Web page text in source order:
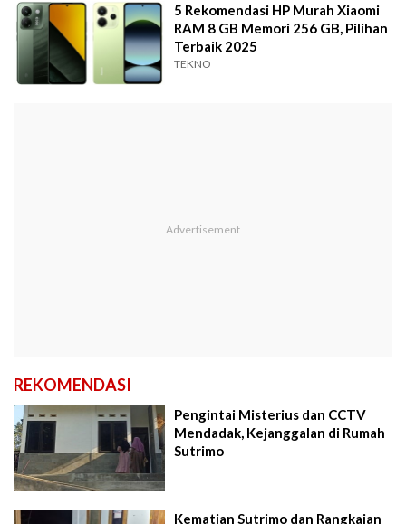
5 Rekomendasi HP Murah Xiaomi
RAM 8 GB Memori 256 GB, Pilihan
Terbaik 2025
TEKNO
REKOMENDASI
Pengintai Misterius dan CCTV
Mendadak, Kejanggalan di Rumah
Sutrimo
Kematian Sutrimo dan Rangkaian